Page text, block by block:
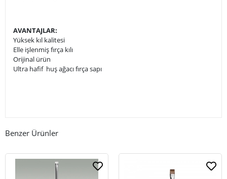
AVANTAJLAR:
Yüksek kıl kalitesi
Elle işlenmiş fırça kılı
Orijinal ürün
Ultra hafif huş ağacı fırça sapı
Benzer Ürünler